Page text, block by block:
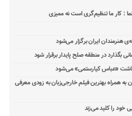
: کار ما تنظیم‌گری است نه ممیزی
هنرمندان ایران برگزار می‌شود
بگذارد در منطقه صلح پایدار برقرار شود
«عباس کیارستمی» می‌شود
همراه بهترین فیلم خارجی‌زبان به زودی معرفی
خود را کلید می‌زند